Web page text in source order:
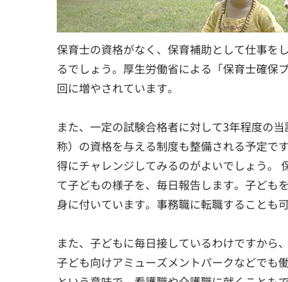
保育士の資格がなく、保育補助として仕事を
るでしょう。厚生労働省による「保育士確保
回に増やされています。
また、一定の試験合格者に対して3年程度の
称）の資格を与える制度も整備される予定で
得にチャレンジしてみるのがよいでしょう。
て子どもの様子を、毎日報告します。子ども
身に付いています。事務職に転職することも
また、子どもに毎日接しているわけですから
子ども向けアミューズメントパークなどでも